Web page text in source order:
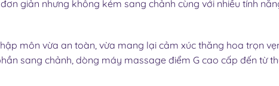
giản nhưng không kém sang chảnh cùng với nhiều tính
môn vừa an toàn, vừa mang lại cảm xúc thăng hoa trọn
sang chảnh, dòng máy massage điểm G cao cấp đến từ